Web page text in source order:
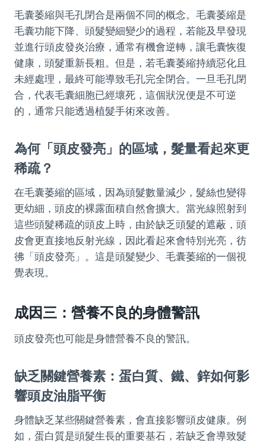
毛囊萎縮與毛孔閉合是兩個不同的概念。毛囊萎縮是
毛囊功能下降、頭髮變細變少的過程，若能及早發現
並進行頭皮發炎治療，通常有機會逆轉，讓毛囊恢復
健康，頭髮重新長粗。但是，若毛囊萎縮持續惡化且
未經處理，最終可能導致毛孔完全閉合。一旦毛孔閉
合，代表毛囊細胞已經壞死，這個狀況便是不可逆
的，通常只能透過植髮手術來改善。
為何「頭皮發亮」的區域，髮量看起來更
稀疏？
在毛囊萎縮的區域，因為頭髮數量減少，髮絲也變得
更幼細，頭皮的裸露面積自然會擴大。當光線照射到
這些頭髮稀疏的頭皮上時，由於缺乏頭髮的遮蔽，頭
皮會更直接地反射光線，因此看起來會特別光亮，彷
彿「頭皮發亮」。這是頭髮變少、毛囊萎縮的一個視
覺表現。
成因三：營養不良的身體警訊
頭皮發亮也可能是身體營養不良的警訊。
缺乏關鍵營養素：蛋白質、鐵、鋅如何影
響頭皮油脂平衡
身體缺乏某些關鍵營養素，會直接影響頭皮健康。例
如，蛋白質是頭髮生長的重要基石，若缺乏會導致髮